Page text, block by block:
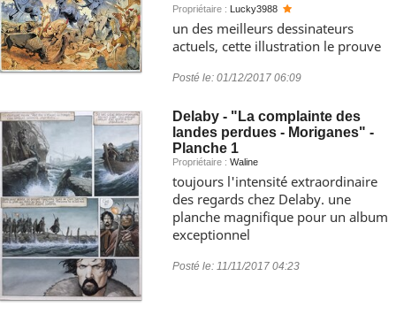
Propriétaire : Lucky3988
un des meilleurs dessinateurs
actuels, cette illustration le prouve
Posté le: 01/12/2017 06:09
Delaby - "La complainte des
landes perdues - Moriganes" -
Planche 1
Propriétaire : Waline
toujours l'intensité extraordinaire
des regards chez Delaby. une
planche magnifique pour un album
exceptionnel
Posté le: 11/11/2017 04:23